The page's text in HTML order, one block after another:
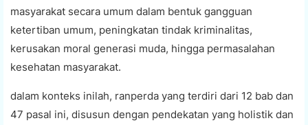
masyarakat secara umum dalam bentuk gangguan
ketertiban umum, peningkatan tindak kriminalitas,
kerusakan moral generasi muda, hingga permasalahan
kesehatan masyarakat.
dalam konteks inilah, ranperda yang terdiri dari 12 bab dan
47 pasal ini, disusun dengan pendekatan yang holistik dan